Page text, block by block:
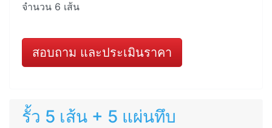
จำนวน 6 เส้น
สอบถาม และประเมินราคา
รั้ว 5 เส้น + 5 แผ่นทึบ